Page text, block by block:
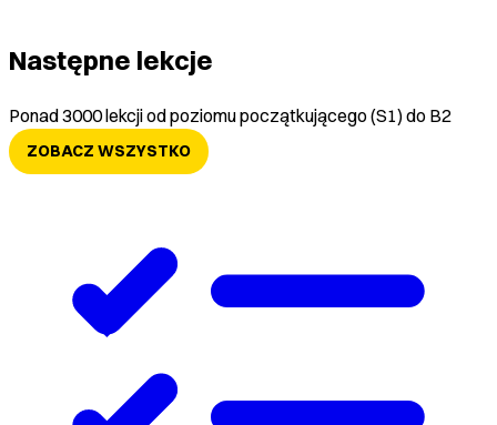
Następne lekcje
Ponad 3000 lekcji od poziomu początkującego (S1) do B2
ZOBACZ WSZYSTKO